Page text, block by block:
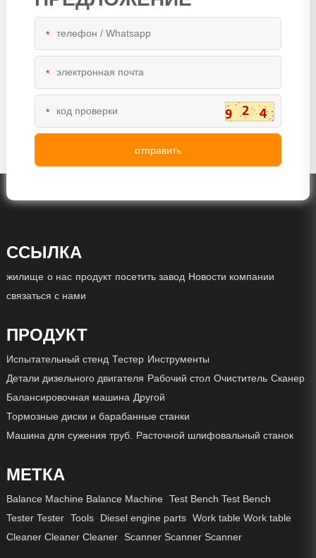
*
*
*
ССЫЛКА
жилище о нас продукт посетить завод Новости компании
связаться с нами
ПРОДУКТ
Испытательный стенд Тестер Инструменты
Детали дизельного двигателя Рабочий стол Очиститель Сканер
Балансировочная машина Другой
Тормозные диски и барабанные станки
Машина для сужения труб. Расточной шлифовальный станок
МЕТКА
Balance Machine Balance Machine
Test Bench Test Bench
Tester Tester Tools Diesel engine parts Work table Work table
Cleaner Cleaner Cleaner
Scanner Scanner Scanner